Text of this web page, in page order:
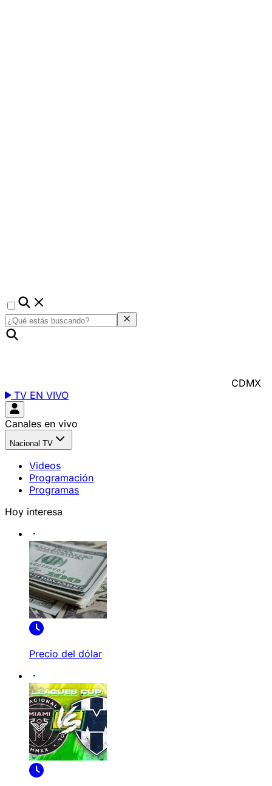
CDMX
TV EN VIVO
Canales en vivo
Nacional TV
Videos
Programación
Programas
Hoy interesa
Precio del dólar